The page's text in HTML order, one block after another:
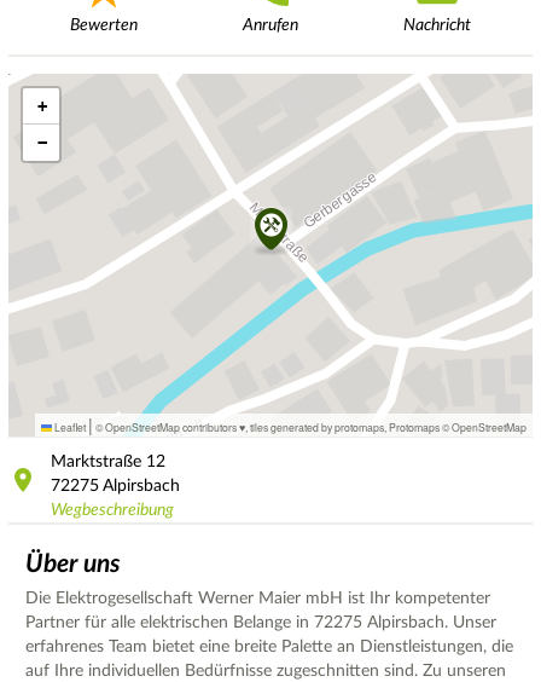
Bewerten Anrufen Nachricht
+
−
Leaflet | © OpenStreetMap contributors ♥, tiles generated by protomaps Protomaps©OpenStreetMap
Marktstraße 12
72275 Alpirsbach
Wegbeschreibung
Über uns
Die Elektrogesellschaft Werner Maier mbH ist Ihr kompetenter
Partner für alle elektrischen Belange in 72275 Alpirsbach. Unser
erfahrenes Team bietet eine breite Palette an Dienstleistungen, die
auf Ihre individuellen Bedürfnisse zugeschnitten sind. Zu unseren